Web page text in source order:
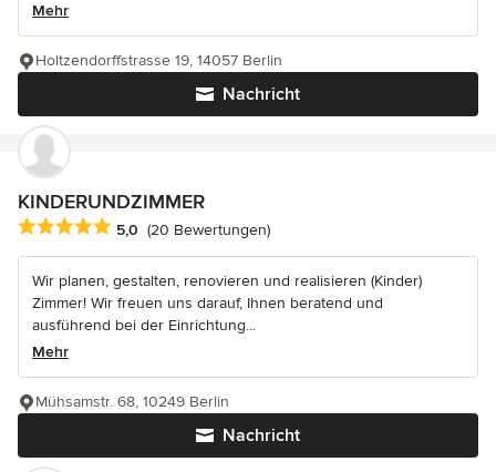
Mehr
Nachricht
Holtzendorffstrasse 19, 14057 Berlin
KINDERUNDZIMMER
Durchschnittliche Bewertung: 5 von 5 Sternen
5,0 (20 Bewertungen)
Wir planen, gestalten, renovieren und realisieren (Kinder)
Zimmer! Wir freuen uns darauf, Ihnen beratend und
ausführend bei der Einrichtung...
Mehr
Nachricht
Mühsamstr. 68, 10249 Berlin